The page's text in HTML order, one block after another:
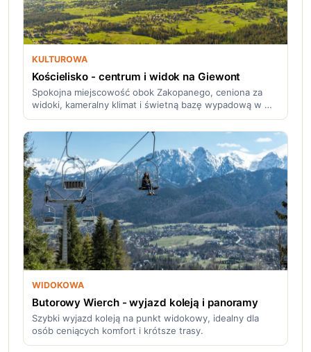
KULTUROWA
Kościelisko - centrum i widok na Giewont
Spokojna miejscowość obok Zakopanego, ceniona za
widoki, kameralny klimat i świetną bazę wypadową w …
WIDOKOWA
Butorowy Wierch - wyjazd koleją i panoramy
Szybki wyjazd koleją na punkt widokowy, idealny dla
osób ceniących komfort i krótsze trasy.